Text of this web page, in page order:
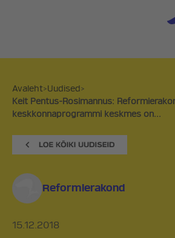
Avaleht>Uudised>
Keit Pentus-Rosimannus:
keskkonnaprogrammi keskmes on...
Reformierakond
15.12.2018